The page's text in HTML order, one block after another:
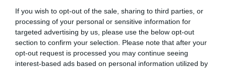
If you wish to opt-out of the sale, sharing to third parties, or
processing of your personal or sensitive information for
targeted advertising by us, please use the below opt-out
section to confirm your selection. Please note that after your
opt-out request is processed you may continue seeing
interest-based ads based on personal information utilized by
sve će se poklopiti u pravo vrijeme.
Ovo je pravo ljeto obilja u kojem ćete imati osjećaj da vas prati
neobična, ali veoma pozitivna sreća. Ne pitajte odakle dolazi, već
je prihvatite i mudro rasporedite. Intuicija će vam biti izuzetno